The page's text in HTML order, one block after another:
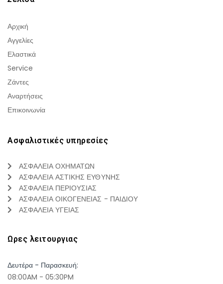
Αρχική
Αγγελίες
Ελαστικά
Service
Ζάντες
Αναρτήσεις
Επικοινωνία
Ασφαλιστικές υπηρεσίες
ΑΣΦΑΛΕΙΑ ΟΧΗΜΑΤΩΝ
ΑΣΦΑΛΕΙΑ ΑΣΤΙΚΗΣ ΕΥΘΥΝΗΣ
ΑΣΦΑΛΕΙΑ ΠΕΡΙΟΥΣΙΑΣ
ΑΣΦΑΛΕΙΑ ΟΙΚΟΓΕΝΕΙΑΣ - ΠΑΙΔΙΟΥ
ΑΣΦΑΛΕΙΑ ΥΓΕΙΑΣ
Ωρες λειτουργιας
Δευτέρα - Παρασκευή:
08:00AM - 05:30PM